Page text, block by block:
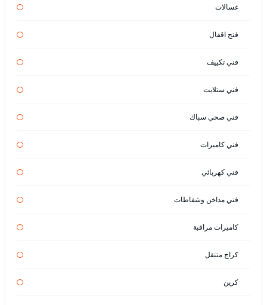
غسالات
فتح اقفال
فني تكييف
فني ستلايت
فني صحي سباك
فني كاميرات
فني كهربائي
فني مداخن وشفاطات
كاميرات مراقبة
كراج متنقل
كرين